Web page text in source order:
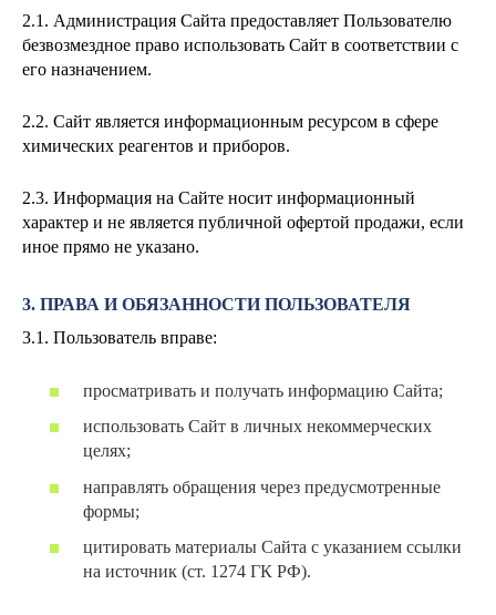
2.1. Администрация Сайта предоставляет Пользователю
безвозмездное право использовать Сайт в соответствии с
его назначением.
2.2. Сайт является информационным ресурсом в сфере
химических реагентов и приборов.
2.3. Информация на Сайте носит информационный
характер и не является публичной офертой продажи, если
иное прямо не указано.
3. ПРАВА И ОБЯЗАННОСТИ ПОЛЬЗОВАТЕЛЯ
3.1. Пользователь вправе:
просматривать и получать информацию Сайта;
использовать Сайт в личных некоммерческих
целях;
направлять обращения через предусмотренные
формы;
цитировать материалы Сайта с указанием ссылки
на источник (ст. 1274 ГК РФ).